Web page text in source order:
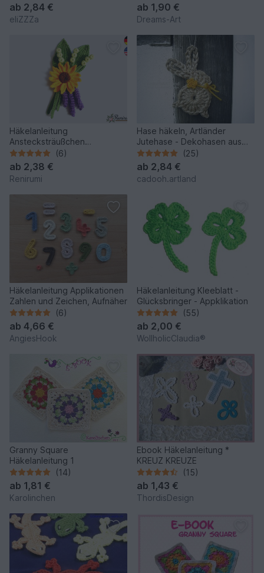
ab 2,84 €
eliZZZa
ab 1,90 €
Dreams-Art
Häkelanleitung
Anstecksträußchen
Sonnenblume
(6)
ab 2,38 €
Renirumi
Hase häkeln, Artländer
Jutehase - Dekohasen aus
Bindfaden, Jute
(25)
ab 2,84 €
cadooh.artland
Häkelanleitung Applikationen
Zahlen und Zeichen, Aufnäher
(6)
ab 4,66 €
AngiesHook
Häkelanleitung Kleeblatt -
Glücksbringer - Appklikation
(55)
ab 2,00 €
WollholicClaudia®
Granny Square
Häkelanleitung 1
(14)
ab 1,81 €
Karolinchen
Ebook Häkelanleitung *
KREUZ KREUZE
(15)
ab 1,43 €
ThordisDesign